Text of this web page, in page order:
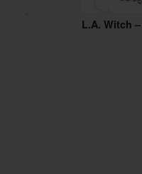
Post
L.A. Witch